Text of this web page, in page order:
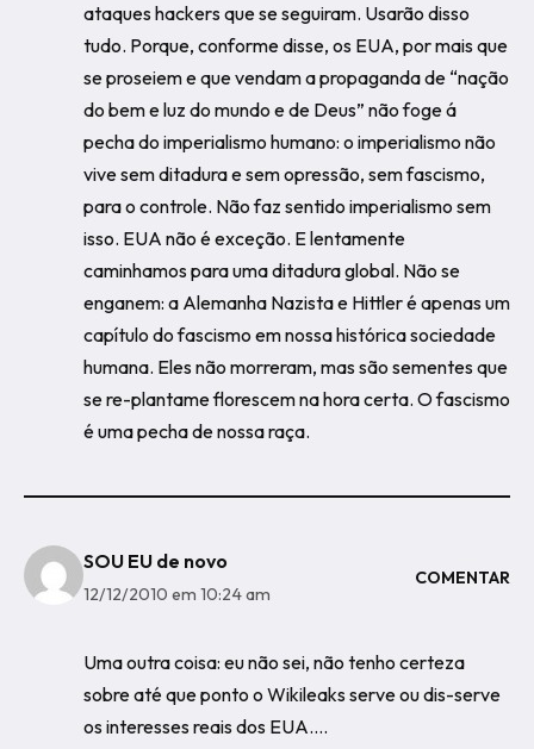
ataques hackers que se seguiram. Usarão disso
tudo. Porque, conforme disse, os EUA, por mais que
se proseiem e que vendam a propaganda de “nação
do bem e luz do mundo e de Deus” não foge á
pecha do imperialismo humano: o imperialismo não
vive sem ditadura e sem opressão, sem fascismo,
para o controle. Não faz sentido imperialismo sem
isso. EUA não é exceção. E lentamente
caminhamos para uma ditadura global. Não se
enganem: a Alemanha Nazista e Hittler é apenas um
capítulo do fascismo em nossa histórica sociedade
humana. Eles não morreram, mas são sementes que
se re-plantame florescem na hora certa. O fascismo
é uma pecha de nossa raça.
SOU EU de novo
12/12/2010 em 10:24 am
COMENTAR
Uma outra coisa: eu não sei, não tenho certeza
sobre até que ponto o Wikileaks serve ou dis-serve
os interesses reais dos EUA….